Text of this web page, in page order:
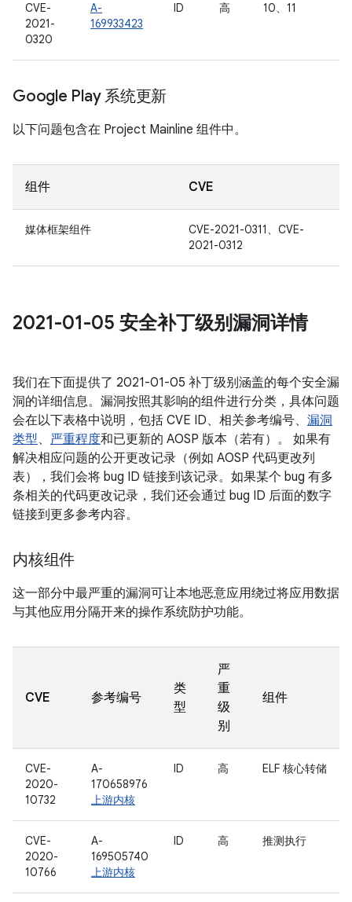
CVE-
2021-
0320
A-
169933423
ID 高 10、11
Google Play 系统更新
以下问题包含在 Project Mainline 组件中。
组件 CVE
媒体框架组件
CVE-2021-0311、CVE-
2021-0312
2021-01-05 安全补丁级别漏洞详情
我们在下面提供了 2021-01-05 补丁级别涵盖的每个安全漏
洞的详细信息。漏洞按照其影响的组件进行分类，具体问题
会在以下表格中说明，包括 CVE ID、相关参考编号、 漏洞
类型、 严重程度和已更新的 AOSP 版本（若有）。 如果有
解决相应问题的公开更改记录（例如 AOSP 代码更改列
表），我们会将 bug ID 链接到该记录。如果某个 bug 有多
条相关的代码更改记录，我们还会通过 bug ID 后面的数字
链接到更多参考内容。
内核组件
这一部分中最严重的漏洞可让本地恶意应用绕过将应用数据
与其他应用分隔开来的操作系统防护功能。
CVE 参考编号
类
型
严
重
级
别
组件
CVE-
2020-
10732
A-
170658976
上游内核
ID 高 ELF 核心转储
CVE-
2020-
10766
A-
169505740
上游内核
ID 高 推测执行